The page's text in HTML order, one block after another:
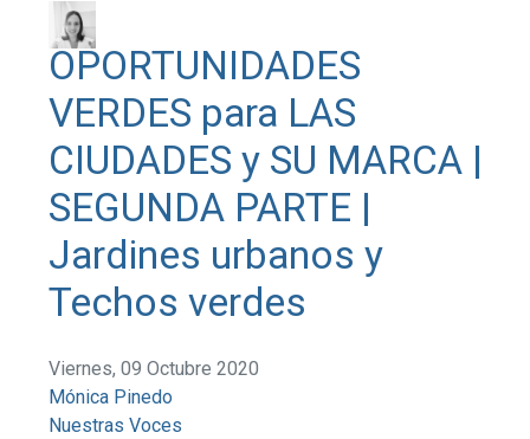
OPORTUNIDADES
VERDES para LAS
CIUDADES y SU MARCA |
SEGUNDA PARTE |
Jardines urbanos y
Techos verdes
Viernes, 09 Octubre 2020
Mónica Pinedo
Nuestras Voces